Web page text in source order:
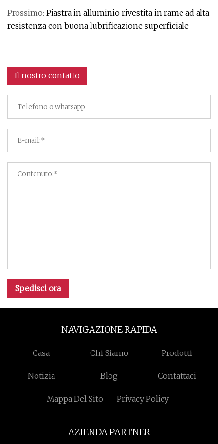
Prossimo: Piastra in alluminio rivestita in rame ad alta
resistenza con buona lubrificazione superficiale
Il nostro contatto
Spedisci ora
NAVIGAZIONE RAPIDA
Casa Chi Siamo Prodotti
Notizia Blog Contattaci
Mappa Del Sito Privacy Policy
AZIENDA PARTNER